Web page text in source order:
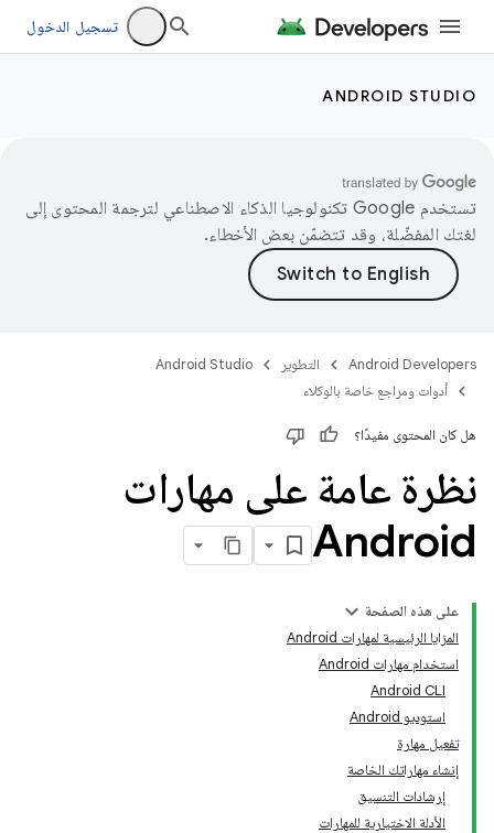
تسجيل الدخول
ANDROID STUDIO
تستخدم Google تكنولوجيا الذكاء الاصطناعي لترجمة المحتوى إلى
لغتك المفضّلة، وقد تتضمّن بعض الأخطاء.
Android Developers التطوير
Android Studio
أدوات ومراجع خاصة بالوكلاء
هل كان المحتوى مفيدًا؟
نظرة عامة على مهارات
Android
على هذه الصفحة
المزايا الرئيسية لمهارات Android
استخدام مهارات Android
Android CLI
استوديو Android
تفعيل مهارة
إنشاء مهاراتك الخاصة
إرشادات التنسيق
الأدلة الاختيارية للمهارات